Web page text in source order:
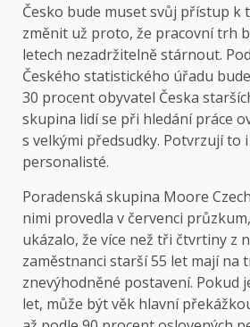
Česko bude muset svůj přístup k
změnit už proto, že pracovní trh
letech nezadržitelně stárnout.
Českého statistického úřadu
30 procent obyvatel Česka
skupina lidí se při hledání práce
s velkými předsudky. Potvrzují to
personalisté.
Poradenská skupina Moore
nimi provedla v červenci
ukázalo, že více než tři čtvrtiny z
zaměstnanci starší 55 let mají na
znevýhodněné postavení. Pokud
let, může být věk hlavní